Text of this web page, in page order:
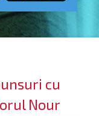
cu
Nour